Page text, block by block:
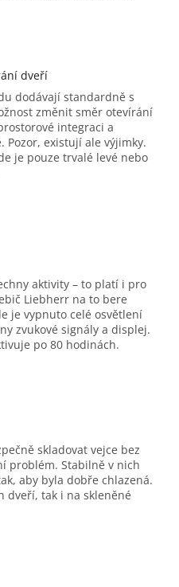
dveří
dodávají standardně s
změnit směr otevírání
integraci a
existují ale výjimky.
je pouze trvalé levé nebo
aktivity – to platí i pro
Liebherr na to bere
je vypnuto celé osvětlení
zvukové signály a displej.
po 80 hodinách.
skladovat vejce bez
problém. Stabilně v nich
aby byla dobře chlazená.
dveří, tak i na skleněné